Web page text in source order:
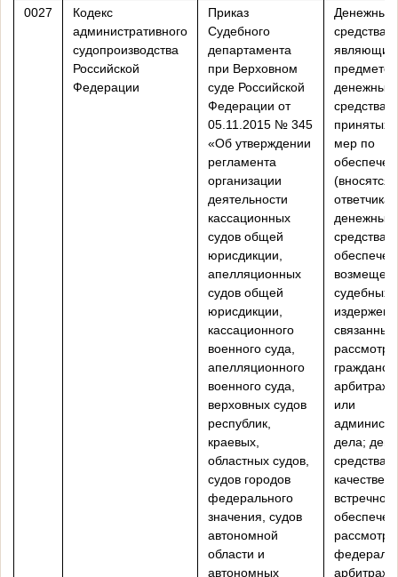
0027
Кодекс
административного
судопроизводства
Российской
Федерации
Приказ
Судебного
департамента
при Верховном
суде Российской
Федерации от
05.11.2015 № 345
«Об утверждении
регламента
организации
деятельности
кассационных
судов общей
юрисдикции,
апелляционных
судов общей
юрисдикции,
кассационного
военного суда,
апелляционного
военного суда,
верховных судов
республик,
краевых,
областных судов,
судов городов
федерального
значения, судов
автономной
области и
автономных
Денежные
средства,
денежные
средства
принятых
мер по
(вносятся
денежные
средства
судебных
издержек,
связанных
или
дела;
средства в
качестве
встречного